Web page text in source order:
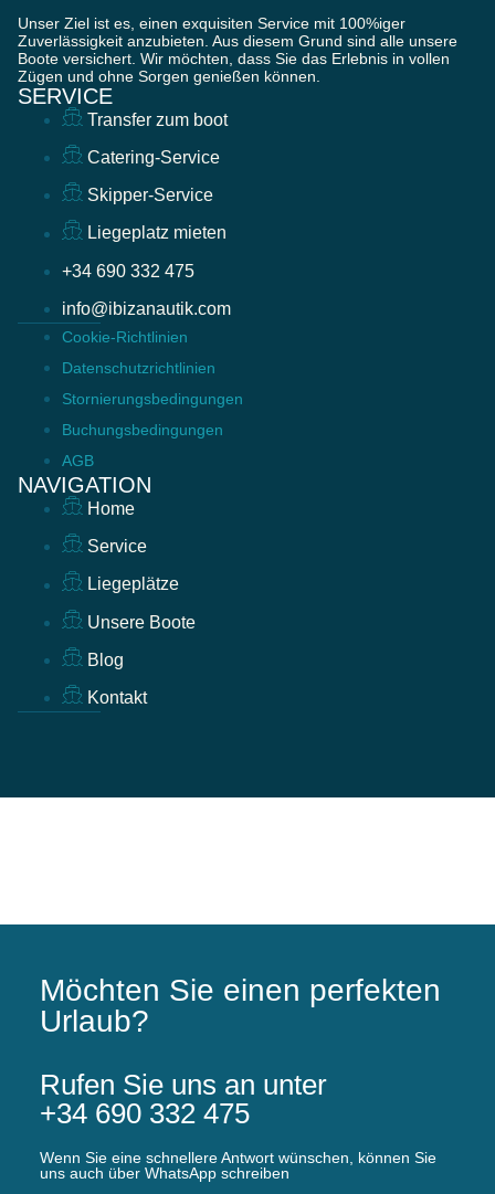
Unser Ziel ist es, einen exquisiten Service mit 100%iger
Zuverlässigkeit anzubieten. Aus diesem Grund sind alle unsere
Boote versichert. Wir möchten, dass Sie das Erlebnis in vollen
Zügen und ohne Sorgen genießen können.
SERVICE
Transfer zum boot
Catering-Service
Skipper-Service
Liegeplatz mieten
+34 690 332 475
info@ibizanautik.com
Cookie-Richtlinien
Datenschutzrichtlinien
Stornierungsbedingungen
Buchungsbedingungen
AGB
NAVIGATION
Home
Service
Liegeplätze
Unsere Boote
Blog
Kontakt
Möchten Sie einen perfekten
Urlaub?
Rufen Sie uns an unter
+34 690 332 475
Wenn Sie eine schnellere Antwort wünschen, können Sie
uns auch über WhatsApp schreiben